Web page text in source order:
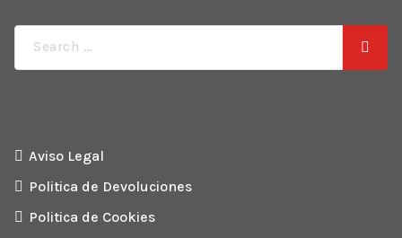
Aviso Legal
Politica de Devoluciones
Politica de Cookies